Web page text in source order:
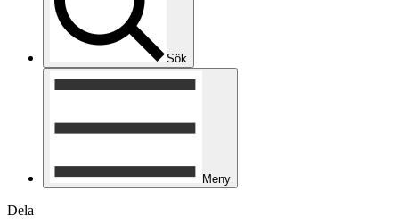
Sök
Meny
Dela